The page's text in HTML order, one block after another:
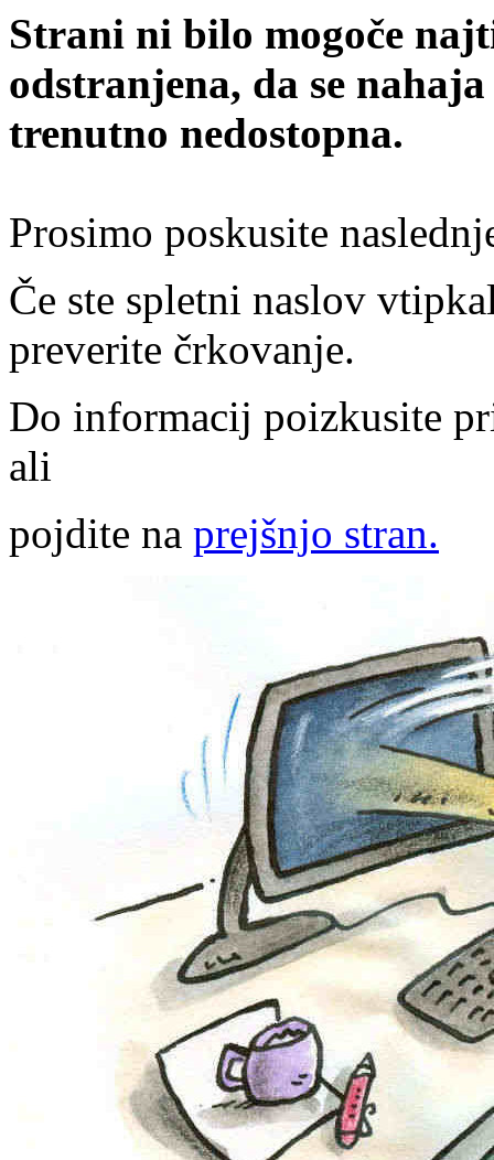
Strani ni bilo mogoče
odstranjena, da se
trenutno nedostopna.
Prosimo poskusite
Če ste spletni naslov
preverite črkovanje.
Do informacij poizkusite
ali
pojdite na prejšnjo stran.